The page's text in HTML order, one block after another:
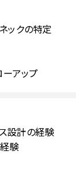
ックの特定
アップ
設計の経験
験